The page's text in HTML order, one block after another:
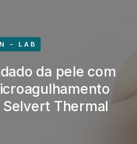
- LAB
da pele com
Thermal